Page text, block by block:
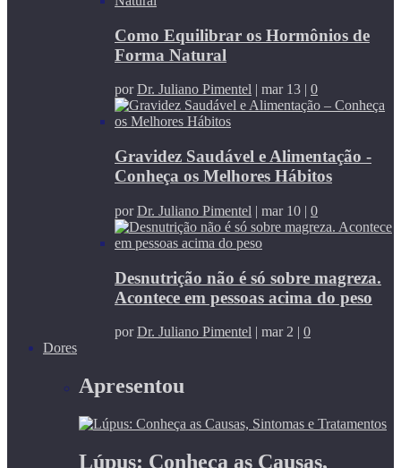
Como Equilibrar os Hormônios de
Forma Natural
porDr. Juliano Pimentel | mar 13 | 0
Gravidez Saudável e Alimentação -
Conheça os Melhores Hábitos
porDr. Juliano Pimentel | mar 10 | 0
Desnutrição não é só sobre magreza.
Acontece em pessoas acima do peso
porDr. Juliano Pimentel | mar 2 | 0
Dores
Apresentou
Lúpus: Conheça as Causas,